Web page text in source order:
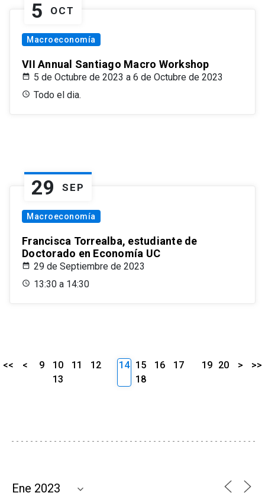
5 OCT
Macroeconomía
VII Annual Santiago Macro Workshop
5 de Octubre de 2023 a 6 de Octubre de 2023
Todo el dia.
29 SEP
Macroeconomía
Francisca Torrealba, estudiante de
Doctorado en Economía UC
29 de Septiembre de 2023
13:30 a 14:30
<< < 9 10 11
12
13
14 15 16
17
18
19 20 > >>